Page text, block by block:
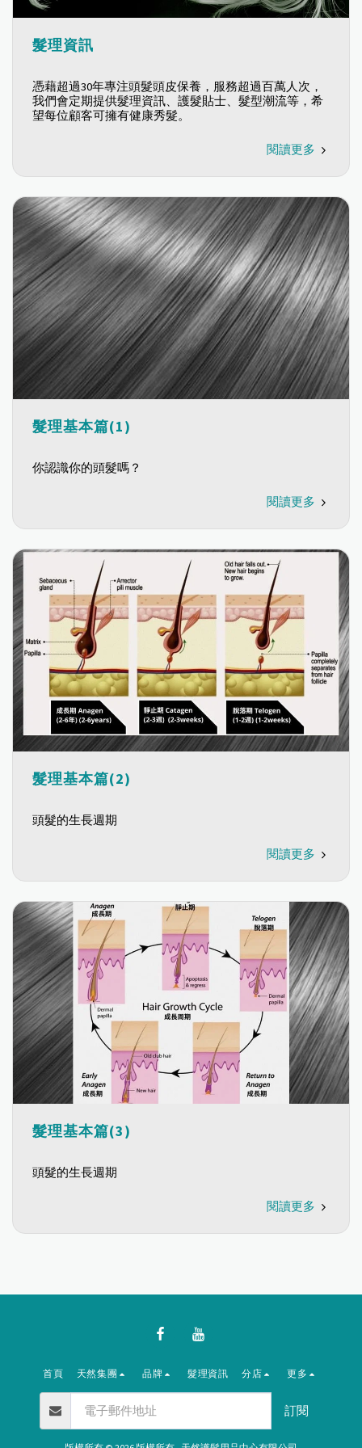
髮理資訊
憑藉超過30年專注頭髮頭皮保養，服務超過百萬人次，
我們會定期提供髮理資訊、護髮貼士、髮型潮流等，希
望每位顧客可擁有健康秀髮。
閱讀更多
髮理基本篇(1)
你認識你的頭髮嗎？
閱讀更多
髮理基本篇(2)
頭髮的生長週期
閱讀更多
髮理基本篇(3)
頭髮的生長週期
閱讀更多
首頁 天然集團 品牌 髮理資訊 分店 更多
訂閱